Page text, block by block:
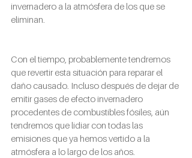
invernadero a la atmósfera de los que se
eliminan.
Con el tiempo, probablemente tendremos
que revertir esta situación para reparar el
daño causado. Incluso después de dejar de
emitir gases de efecto invernadero
procedentes de combustibles fósiles, aún
tendremos que lidiar con todas las
emisiones que ya hemos vertido a la
atmósfera a lo largo de los años.